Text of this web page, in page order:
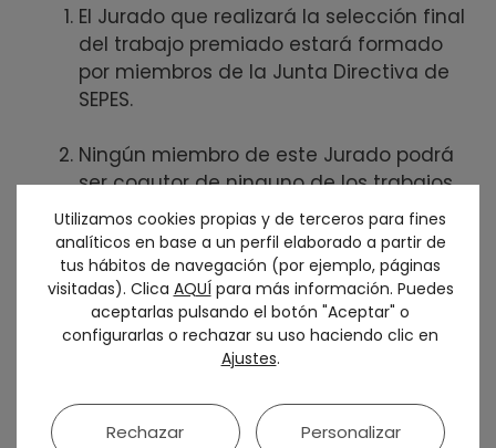
El Jurado que realizará la selección final
del trabajo premiado estará formado
por miembros de la Junta Directiva de
SEPES.
Ningún miembro de este Jurado podrá
ser coautor de ninguno de los trabajos
presentados.
El Jurado tendrá la capacidad para
evaluar, y en su caso excluir, aquellos
tips cuya relación con el campo de la
prostodoncia sea insuficiente.
El Jurado justificará su decisión, en base
a los siguientes criterios:
Utilizamos cookies propias y de terceros para fines
analíticos en base a un perfil elaborado a partir de
tus hábitos de navegación (por ejemplo, páginas
visitadas). Clica AQUÍ para más información. Puedes
aceptarlas pulsando el botón "Aceptar" o
configurarlas o rechazar su uso haciendo clic en
Ajustes.
Rechazar Personalizar